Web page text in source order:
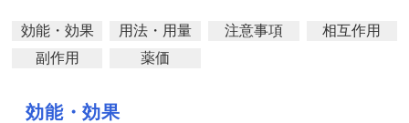
効能・効果 用法・用量 注意事項
相互作用
副作用
薬価
効能・効果